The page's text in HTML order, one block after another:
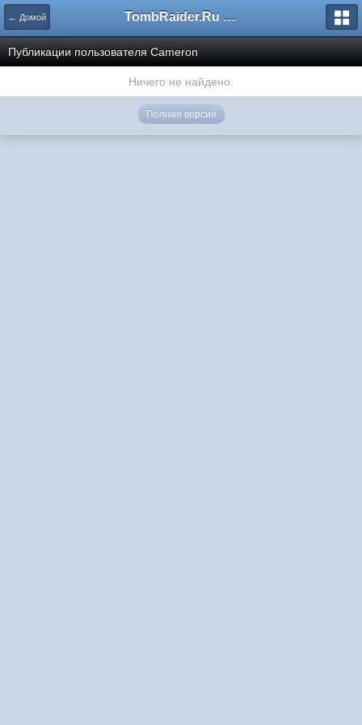
← Домой TombRaider.Ru - Форумы
Публикации пользователя Cameron
Ничего не найдено.
Полная версия